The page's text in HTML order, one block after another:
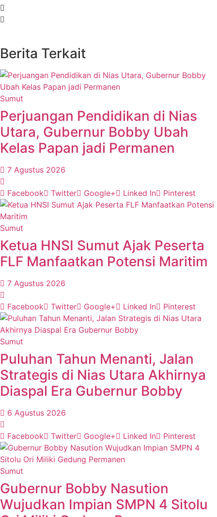
Berita Terkait
Sumut
Perjuangan Pendidikan di Nias
Utara, Gubernur Bobby Ubah
Kelas Papan jadi Permanen
7 Agustus 2026
Facebook Twitter Google+ Linked In Pinterest
Sumut
Ketua HNSI Sumut Ajak Peserta
FLF Manfaatkan Potensi Maritim
7 Agustus 2026
Facebook Twitter Google+ Linked In Pinterest
Sumut
Puluhan Tahun Menanti, Jalan
Strategis di Nias Utara Akhirnya
Diaspal Era Gubernur Bobby
6 Agustus 2026
Facebook Twitter Google+ Linked In Pinterest
Sumut
Gubernur Bobby Nasution
Wujudkan Impian SMPN 4 Sitolu